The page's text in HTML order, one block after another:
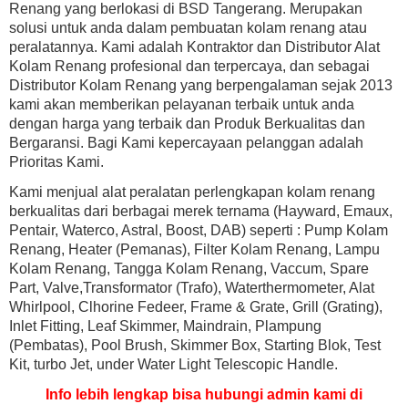
Renang yang berlokasi di BSD Tangerang. Merupakan
solusi untuk anda dalam pembuatan kolam renang atau
peralatannya. Kami adalah Kontraktor dan Distributor Alat
Kolam Renang profesional dan terpercaya, dan sebagai
Distributor Kolam Renang yang berpengalaman sejak 2013
kami akan memberikan pelayanan terbaik untuk anda
dengan harga yang terbaik dan Produk Berkualitas dan
Bergaransi. Bagi Kami kepercayaan pelanggan adalah
Prioritas Kami.
Kami menjual alat peralatan perlengkapan kolam renang
berkualitas dari berbagai merek ternama (Hayward, Emaux,
Pentair, Waterco, Astral, Boost, DAB) seperti : Pump Kolam
Renang, Heater (Pemanas), Filter Kolam Renang, Lampu
Kolam Renang, Tangga Kolam Renang, Vaccum, Spare
Part, Valve,Transformator (Trafo), Waterthermometer, Alat
Whirlpool, Clhorine Fedeer, Frame & Grate, Grill (Grating),
Inlet Fitting, Leaf Skimmer, Maindrain, Plampung
(Pembatas), Pool Brush, Skimmer Box, Starting Blok, Test
Kit, turbo Jet, under Water Light Telescopic Handle.
Info lebih lengkap bisa hubungi admin kami di